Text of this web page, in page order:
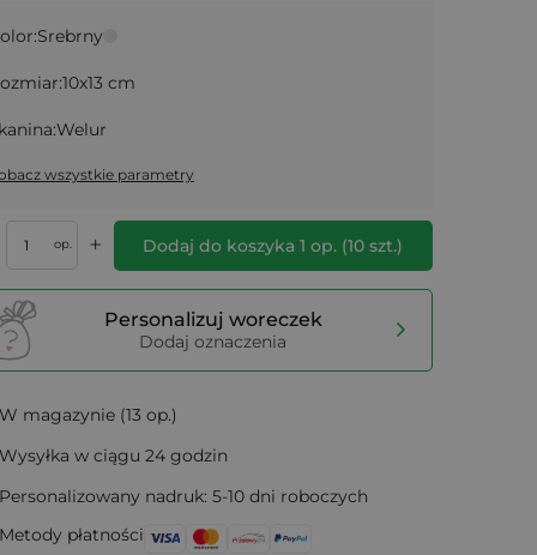
Srebrny
10x13 cm
Welur
wszystkie parametry
op. + Dodaj do koszyka1 op. (10 szt.)
Personalizuj woreczek
Dodaj oznaczenia
W magazynie (13 op.)
Wysyłka w ciągu 24 godzin
Personalizowany nadruk: 5-10 dni roboczych
Metody płatności